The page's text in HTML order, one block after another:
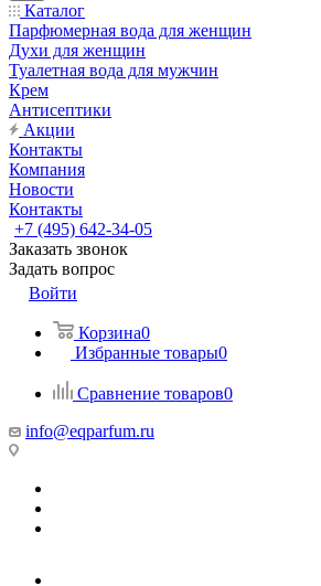
Каталог
Парфюмерная вода для женщин
Духи для женщин
Туалетная вода для мужчин
Крем
Антисептики
Акции
Контакты
Компания
Новости
Контакты
+7 (495) 642-34-05
Заказать звонок
Задать вопрос
Войти
Корзина0
Избранные товары0
Сравнение товаров0
info@eqparfum.ru